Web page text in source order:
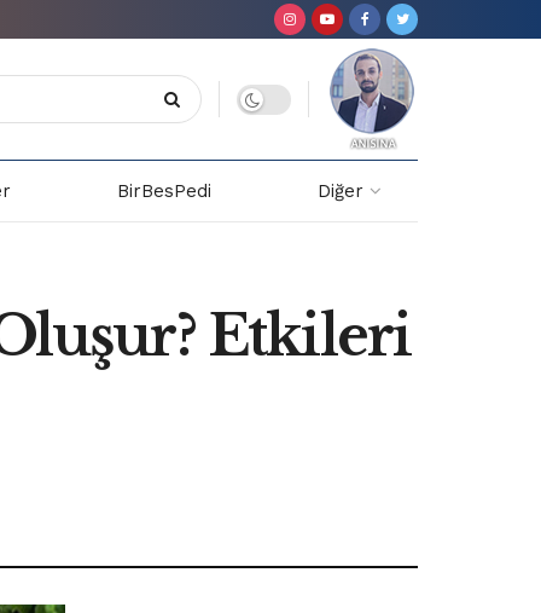
BirBesPedi Diğer
Etkileri